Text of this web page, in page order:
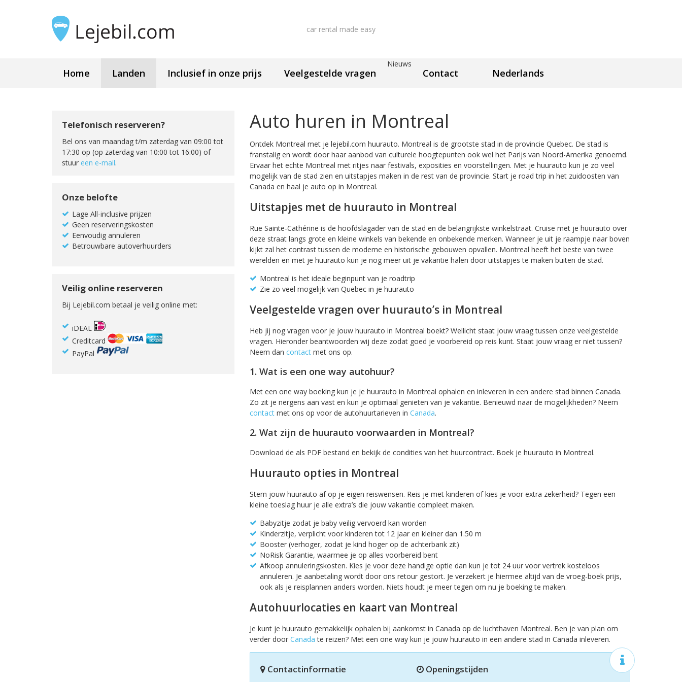
car rental made easy
Home Landen Inclusief in onze prijs Veelgestelde vragen
Nieuws
Contact Nederlands
Telefonisch reserveren?
Bel ons van maandag t/m zaterdag van 09:00 tot
17:30 op (op zaterdag van 10:00 tot 16:00) of
stuur een e-mail.
Onze belofte
Lage All-inclusive prijzen
Geen reserveringskosten
Eenvoudig annuleren
Betrouwbare autoverhuurders
Veilig online reserveren
Bij Lejebil.com betaal je veilig online met:
iDEAL
Creditcard
PayPal
Auto huren in Montreal
Ontdek Montreal met je lejebil.com huurauto. Montreal is de grootste stad in de provincie Quebec. De stad is
franstalig en wordt door haar aanbod van culturele hoogtepunten ook wel het Parijs van Noord-Amerika genoemd.
Ervaar het echte Montreal met ritjes naar festivals, exposities en voorstellingen. Met je huurauto kun je zo veel
mogelijk van de stad zien en uitstapjes maken in de rest van de provincie. Start je road trip in het zuidoosten van
Canada en haal je auto op in Montreal.
Uitstapjes met de huurauto in Montreal
Rue Sainte-Cathérine is de hoofdslagader van de stad en de belangrijkste winkelstraat. Cruise met je huurauto over
deze straat langs grote en kleine winkels van bekende en onbekende merken. Wanneer je uit je raampje naar boven
kijkt zal het contrast tussen de moderne en historische gebouwen opvallen. Montreal heeft het beste van twee
werelden en met je huurauto kun je nog meer uit je vakantie halen door uitstapjes te maken buiten de stad.
Montreal is het ideale beginpunt van je roadtrip
Zie zo veel mogelijk van Quebec in je huurauto
Veelgestelde vragen over huurauto’s in Montreal
Heb jij nog vragen voor je jouw huurauto in Montreal boekt? Wellicht staat jouw vraag tussen onze veelgestelde
vragen. Hieronder beantwoorden wij deze zodat goed je voorbereid op reis kunt. Staat jouw vraag er niet tussen?
Neem dan contact met ons op.
1. Wat is een one way autohuur?
Met een one way boeking kun je je huurauto in Montreal ophalen en inleveren in een andere stad binnen Canada.
Zo zit je nergens aan vast en kun je optimaal genieten van je vakantie. Benieuwd naar de mogelijkheden? Neem
contact met ons op voor de autohuurtarieven in Canada.
2. Wat zijn de huurauto voorwaarden in Montreal?
Download de als PDF bestand en bekijk de condities van het huurcontract. Boek je huurauto in Montreal.
Huurauto opties in Montreal
Stem jouw huurauto af op je eigen reiswensen. Reis je met kinderen of kies je voor extra zekerheid? Tegen een
kleine toeslag huur je alle extra’s die jouw vakantie compleet maken.
Babyzitje zodat je baby veilig vervoerd kan worden
Kinderzitje, verplicht voor kinderen tot 12 jaar en kleiner dan 1.50 m
Booster (verhoger, zodat je kind hoger op de achterbank zit)
NoRisk Garantie, waarmee je op alles voorbereid bent
Afkoop annuleringskosten. Kies je voor deze handige optie dan kun je tot 24 uur voor vertrek kosteloos
annuleren. Je aanbetaling wordt door ons retour gestort. Je verzekert je hiermee altijd van de vroeg-boek prijs,
ook als je reisplannen anders worden. Niets houdt je meer tegen om nu je boeking te maken.
Autohuurlocaties en kaart van Montreal
Je kunt je huurauto gemakkelijk ophalen bij aankomst in Canada op de luchthaven Montreal. Ben je van plan om
verder door Canada te reizen? Met een one way kun je jouw huurauto in een andere stad in Canada inleveren.
Contactinformatie Openingstijden